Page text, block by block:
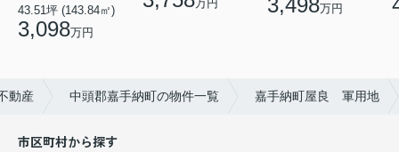
43.51坪 (143.84㎡)
3,098万円
万円 万円
動産 中頭郡嘉手納町の物件一覧 嘉手納町屋良 軍用地
市区町村から探す